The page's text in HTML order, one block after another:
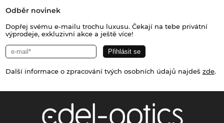
Odběr novinek
Dopřej svému e-mailu trochu luxusu. Čekají na tebe privátní
výprodeje, exkluzivní akce a ještě více!
Další informace o zpracování tvých osobních údajů najdeš zde.